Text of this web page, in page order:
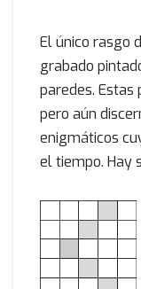
El único rasgo
grabado
paredes. Estas
pero aún
enigmáticos
el tiempo. Hay